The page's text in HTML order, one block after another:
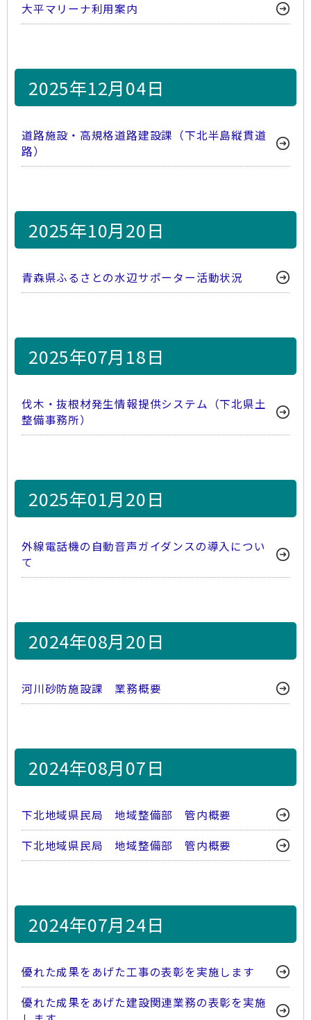
大平マリーナ利用案内
2025年12月04日
道路施設・高規格道路建設課（下北半島縦貫道
路）
2025年10月20日
青森県ふるさとの水辺サポーター活動状況
2025年07月18日
伐木・抜根材発生情報提供システム（下北県土
整備事務所）
2025年01月20日
外線電話機の自動音声ガイダンスの導入につい
て
2024年08月20日
河川砂防施設課 業務概要
2024年08月07日
下北地域県民局 地域整備部 管内概要
下北地域県民局 地域整備部 管内概要
2024年07月24日
優れた成果をあげた工事の表彰を実施します
優れた成果をあげた建設関連業務の表彰を実施